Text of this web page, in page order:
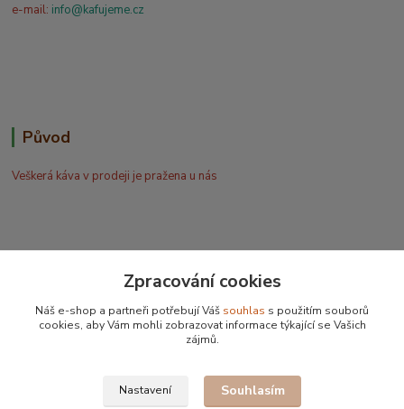
e-mail: info@kafujeme.cz
Původ
Veškerá káva v prodeji je pražena u nás
+420 602 577 209
Zpracování cookies
Náš e-shop a partneři potřebují Váš souhlas s použitím souborů
cookies, aby Vám mohli zobrazovat informace týkající se Vašich
zájmů.
Nastavení Souhlasím